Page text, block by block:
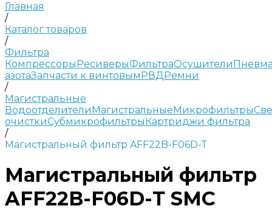
Главная
/
Каталог товаров
/
Фильтра
КомпрессорыРесиверыФильтраОсушители
азотаЗапчасти к винтовымРВДРемни
/
Магистральные
ВодоотделителиМагистральныеМикрофильтры
очисткиСубмикрофильтрыКартриджи фильтра
/
Магистральный фильтр AFF22B-F06D-Т
Магистральный фильтр
AFF22B-F06D-Т SMC